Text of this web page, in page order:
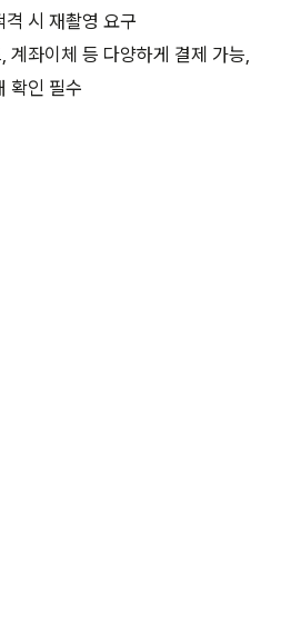
시 재촬영 요구
계좌이체 등 다양하게 결제 가능,
확인 필수